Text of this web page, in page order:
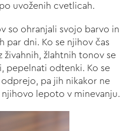
uvoženih cvetlicah.
so ohranjali svojo barvo in
dni. Ko se njihov čas
živahnih, žlahtnih tonov se
pepelnati odtenki. Ko se
pa jih nikakor ne
lepoto v minevanju.